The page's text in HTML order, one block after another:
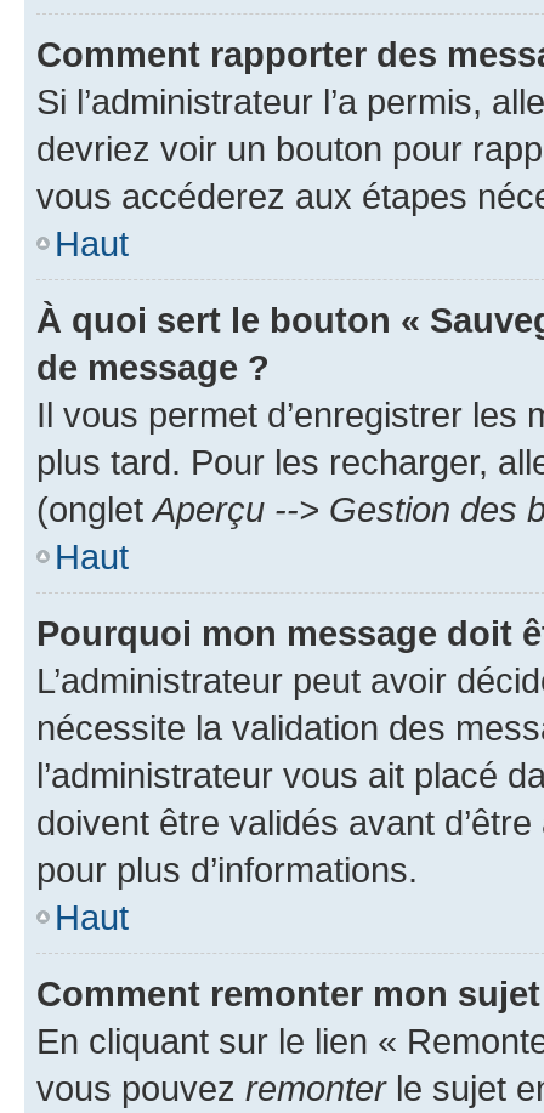
Comment rapporter des
Si l’administrateur l’a permis,
devriez voir un bouton pour
vous accéderez aux étapes
Haut
À quoi sert le bouton «
de message ?
Il vous permet d’enregistrer
plus tard. Pour les recharger,
(onglet Aperçu --> Gestion des
Haut
Pourquoi mon message doit
L’administrateur peut avoir
nécessite la validation des
l’administrateur vous ait placé
doivent être validés avant
pour plus d’informations.
Haut
Comment remonter mon
En cliquant sur le lien «
vous pouvez remonterle sujet